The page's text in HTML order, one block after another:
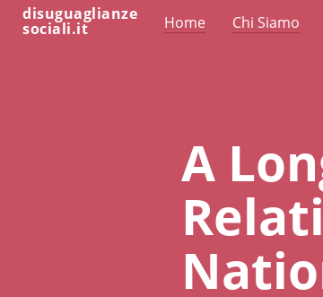
disuguaglianze
sociali.it Home Chi Siamo
A